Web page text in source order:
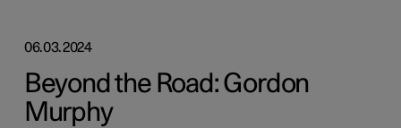
06.03.2024
Beyond the Road: Gordon
Murphy